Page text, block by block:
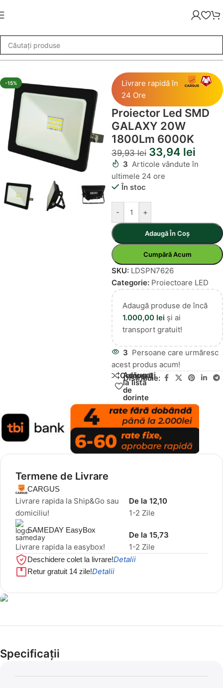
LED»Proiector Led SMD GALAXY 20W 1800Lm 6000K
-15%
Livrare rapidă în
24 Ore
Proiector Led SMD
GALAXY 20W
1800Lm 6000K
39,93lei 33,94 lei
3 Articole vândute în
ultimele 24 ore
În stoc
- +
Adaugă În Coș
Cumpără Acum
SKU: LDSPN7626
Categorie: Proiectoare LED
Adaugă produse de încă
1.000,00 lei și ai
transport gratuit!
3 Persoane care urmăresc
acest produs acum!
Compară
Adăugați
la lista
de
dorințe
Distribuie:
Termene de Livrare
CARGUS
Livrare rapida la Ship&Go sau
domiciliu!
1-2 Zile
De la 12,10
SAMEDAY EasyBox
Livrare rapida la easybox! 1-2 Zile
De la 15,73
Deschidere colet la livrare!Detalii
Retur gratuit 14 zile!Detalii
Cel mai mic preț!
56,86 LEI
Specificații